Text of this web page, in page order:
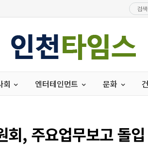
회 엔터테인먼트 문화
회, 주요업무보고 돌입